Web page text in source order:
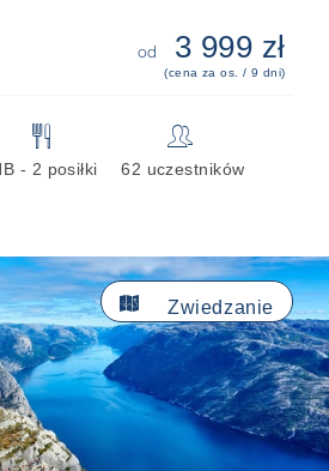
od 3 999 zł
(cena za os. / 9 dni)
🍴
- 2 posiłki
👥
62 uczestników
Zwiedzanie
